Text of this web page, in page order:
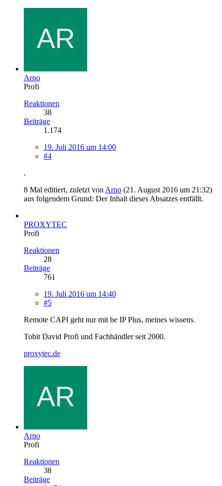
Arno
Profi
Reaktionen
38
Beiträge
1.174
19. Juli 2016 um 14:00
#4
.
8 Mal editiert, zuletzt von Arno (21. August 2016 um 21:32)
aus folgendem Grund: Der Inhalt dieses Absatzes entfällt.
PROXYTEC
Profi
Reaktionen
28
Beiträge
761
19. Juli 2016 um 14:40
#5
Remote CAPI geht nur mit be IP Plus, meines wissens.
Tobit David Profi und Fachhändler seit 2000.
proxytec.de
Arno
Profi
Reaktionen
38
Beiträge